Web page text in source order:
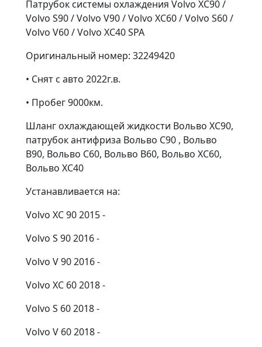
Патрубок системы охлаждения Volvo XC90 /
Volvo S90 / Volvo V90 / Volvo XC60 / Volvo S60 /
Volvo V60 / Volvo XC40 SPA
Оригинальный номер: 32249420
• Снят с авто 2022г.в.
• Пробег 9000км.
Шланг охлаждающей жидкости Вольво ХС90,
патрубок антифриза Вольво С90 , Вольво
В90, Вольво С60, Вольво В60, Вольво ХС60,
Вольво ХС40
Устанавливается на:
Volvo XC 90 2015 -
Volvo S 90 2016 -
Volvo V 90 2016 -
Volvo XC 60 2018 -
Volvo S 60 2018 -
Volvo V 60 2018 -